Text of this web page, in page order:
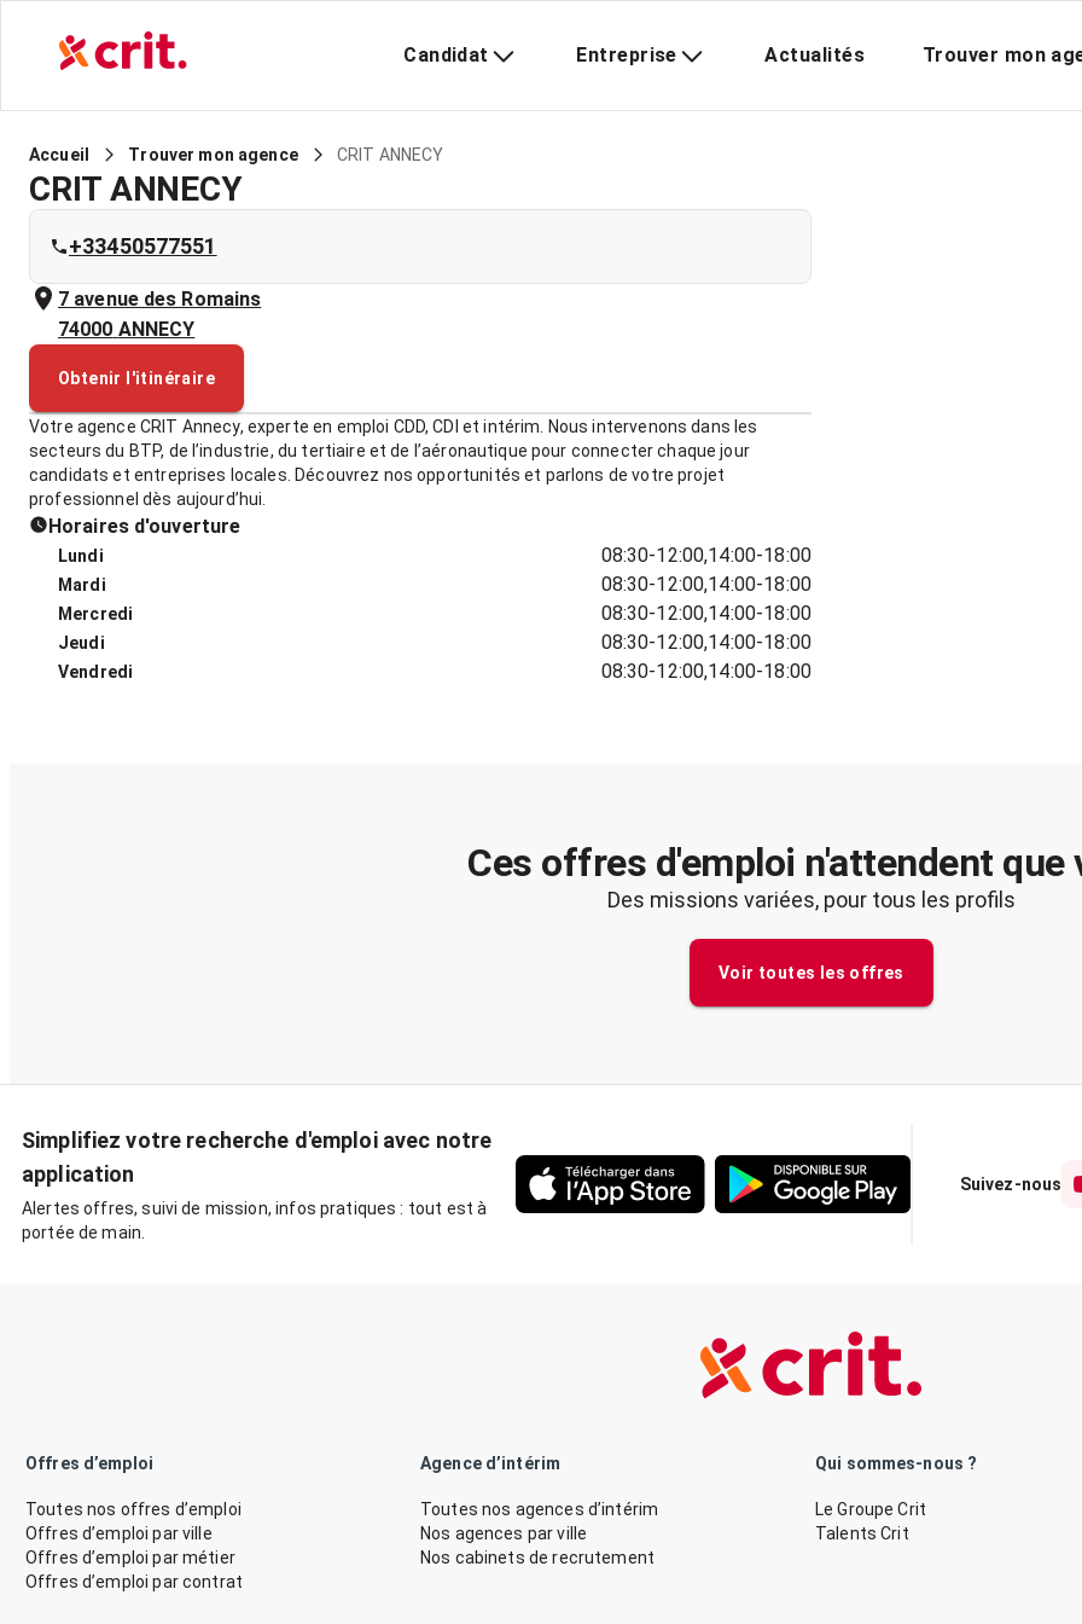
Candidat Entreprise Actualités Trouver mon
Accueil Trouver mon agence CRIT ANNECY
CRIT ANNECY
+33450577551
7 avenue des Romains
74000 ANNECY
Obtenir l'itinéraire
Votre agence CRIT Annecy, experte en emploi CDD, CDI et intérim. Nous intervenons dans les
secteurs du BTP, de l’industrie, du tertiaire et de l’aéronautique pour connecter chaque jour
candidats et entreprises locales. Découvrez nos opportunités et parlons de votre projet
professionnel dès aujourd’hui.
Horaires d'ouverture
Lundi 08:30-12:00,14:00-18:00
Mardi 08:30-12:00,14:00-18:00
Mercredi 08:30-12:00,14:00-18:00
Jeudi 08:30-12:00,14:00-18:00
Vendredi 08:30-12:00,14:00-18:00
Ces offres d'emploi n'attendent que
Des missions variées, pour tous les profils
Voir toutes les offres
Simplifiez votre recherche d'emploi avec notre
application
Alertes offres, suivi de mission, infos pratiques : tout est à
portée de main.
Suivez-nous
Offres d’emploi
Toutes nos offres d’emploi
Offres d’emploi par ville
Offres d’emploi par métier
Offres d’emploi par contrat
Agence d’intérim
Toutes nos agences d’intérim
Nos agences par ville
Nos cabinets de recrutement
Qui sommes-nous ?
Le Groupe Crit
Talents Crit